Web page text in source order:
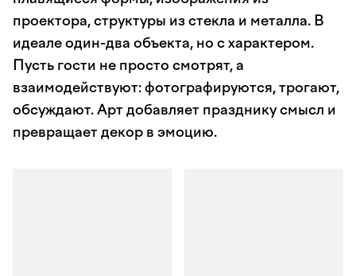
проектора, структуры из стекла и металла. В
идеале один-два объекта, но с характером.
Пусть гости не просто смотрят, а
взаимодействуют: фотографируются, трогают,
обсуждают. Арт добавляет празднику смысл и
превращает декор в эмоцию.